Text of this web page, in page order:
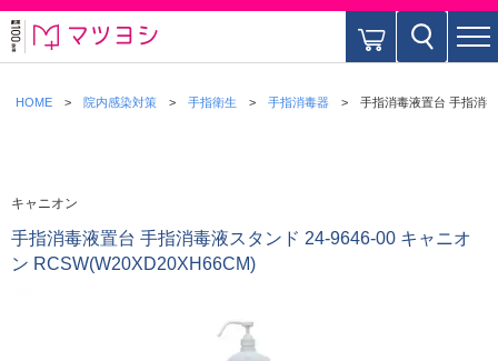
HOME 院内感染対策 手指衛生 手指消毒器 手指消毒液置台 手指消
キャニオン
手指消毒液置台 手指消毒液スタンド 24-9646-00 キャニオ
ン RCSW(W20XD20XH66CM)